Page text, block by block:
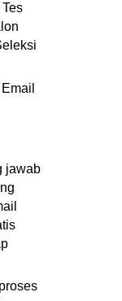
jawab